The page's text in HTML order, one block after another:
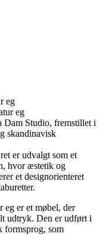
eg
Dam Studio, fremstillet i
skandinavisk
er udvalgt som et
hvor æstetik og
et designorienteret
er et møbel, der
udtryk. Den er udført i
formsprog, som